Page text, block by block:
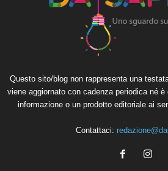
Questo sito/blog non rappresenta una
viene aggiornato con cadenza periodica né
informazione o un prodotto editoriale ai
Contattaci: